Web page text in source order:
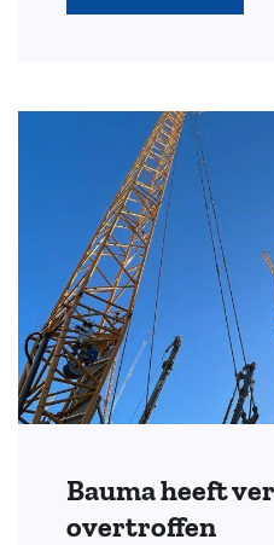
Bauma heeft
overtroffen